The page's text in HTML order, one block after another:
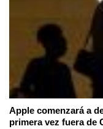
Apple comenzará a
primera vez fuera de